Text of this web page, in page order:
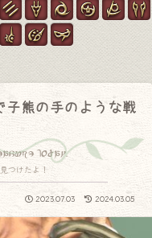
子熊の手のような戦
today.
つけたよ！
2023.07.03 2024.03.05